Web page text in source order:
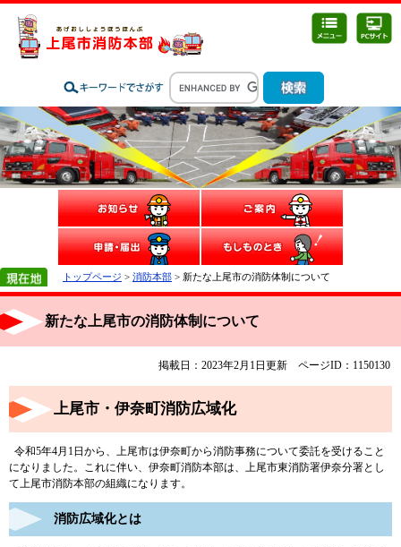
トップページ > 消防本部 > 新たな上尾市の消防体制について
新たな上尾市の消防体制について
掲載日：2023年2月1日更新 ページID：1150130
上尾市・伊奈町消防広域化
令和5年4月1日から、上尾市は伊奈町から消防事務について委託を受けること
になりました。これに伴い、伊奈町消防本部は、上尾市東消防署伊奈分署とし
て上尾市消防本部の組織になります。
消防広域化とは